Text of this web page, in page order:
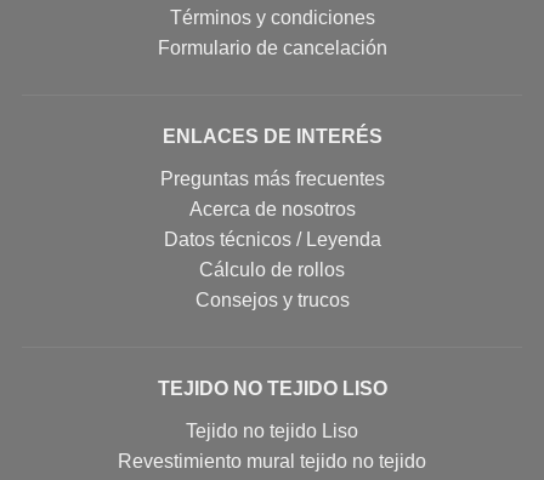
Términos y condiciones
Formulario de cancelación
ENLACES DE INTERÉS
Preguntas más frecuentes
Acerca de nosotros
Datos técnicos / Leyenda
Cálculo de rollos
Consejos y trucos
TEJIDO NO TEJIDO LISO
Tejido no tejido Liso
Revestimiento mural tejido no tejido